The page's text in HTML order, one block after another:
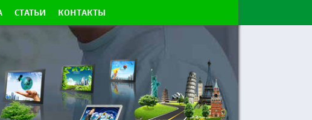
СТАТЬИ КОНТАКТЫ